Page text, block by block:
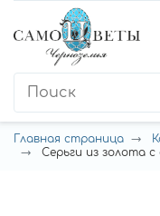
Главная страница
Серьги из золота с